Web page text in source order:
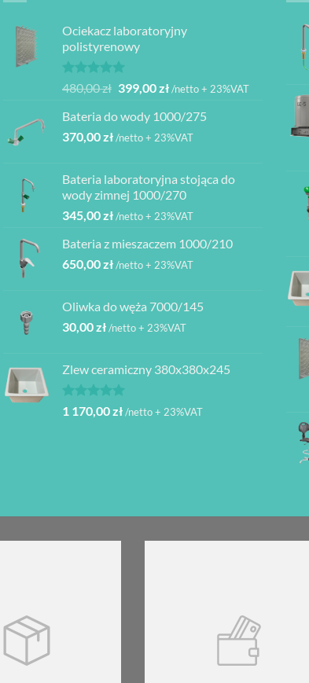
Ociekacz laboratoryjny
polistyrenowy
Oceniono
na 5
480,00zł Pierwotna
wynosiła:
480,00 zł.
399,00złAktualna
wynosi:
399,00 zł.
/netto + 23%VAT
Bateria do wody 1000/275
370,00zł/netto + 23%VAT
Bateria laboratoryjna stojąca do
wody zimnej 1000/270
345,00zł/netto + 23%VAT
Bateria z mieszaczem 1000/210
650,00zł/netto + 23%VAT
Oliwka do węża 7000/145
30,00zł/netto + 23%VAT
Zlew ceramiczny 380x380x245
Oceniono
na 5
1 170,00zł/netto + 23%VAT